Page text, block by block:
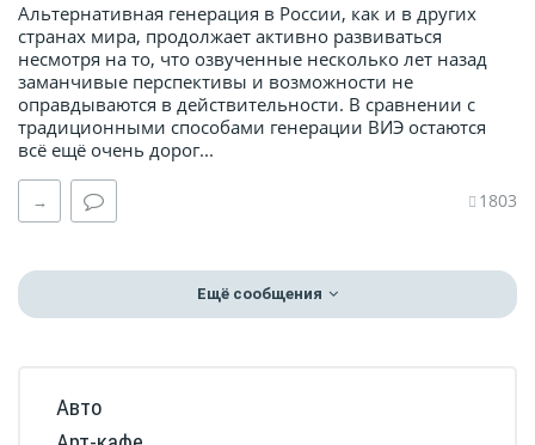
Альтернативная генерация в России, как и в других
странах мира, продолжает активно развиваться
несмотря на то, что озвученные несколько лет назад
заманчивые перспективы и возможности не
оправдываются в действительности. В сравнении с
традиционными способами генерации ВИЭ остаются
всё ещё очень дорог...
→ 1803
Ещё сообщения
Авто